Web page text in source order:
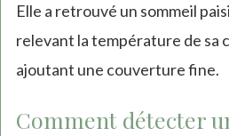
Elle a retrouvé un sommeil
relevant la température de sa
ajoutant une couverture fine.
Comment détecter